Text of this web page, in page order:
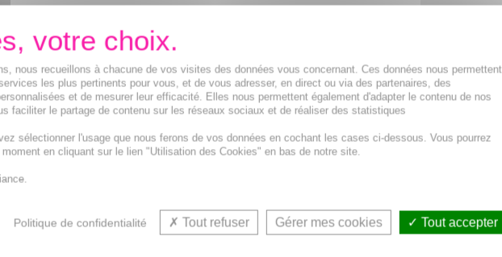
en unidose
nous recueillons à chacune de vos visites des données vous concernant. Ces données nous permettent
les plus pertinents pour vous, et de vous adresser, en direct ou via des partenaires, des
et de mesurer leur efficacité. Elles nous permettent également d'adapter le contenu de nos
faciliter le partage de contenu sur les réseaux sociaux et de réaliser des statistiques
sélectionner l'usage que nous ferons de vos données en cochant les cases ci-dessous. Vous pourrez
en cliquant sur le lien "Utilisation des Cookies" en bas de notre site.
Politique de confidentialité Tout refuser Gérer mes cookies Tout accepter